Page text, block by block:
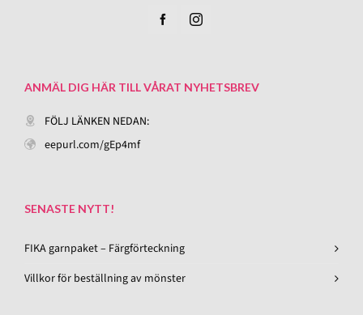
ANMÄL DIG HÄR TILL VÅRAT NYHETSBREV
FÖLJ LÄNKEN NEDAN:
eepurl.com/gEp4mf
SENASTE NYTT!
FIKA garnpaket – Färgförteckning
Villkor för beställning av mönster